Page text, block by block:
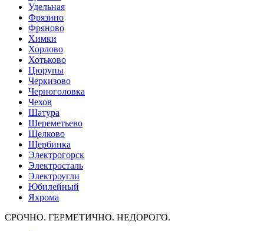
Удельная
Фрязино
Фряново
Химки
Хорлово
Хотьково
Цюрупы
Черкизово
Черноголовка
Чехов
Шатура
Шереметьево
Щелково
Щербинка
Электрогорск
Электросталь
Электроугли
Юбилейный
Яхрома
СРОЧНО. ГЕРМЕТИЧНО. НЕДОРОГО.